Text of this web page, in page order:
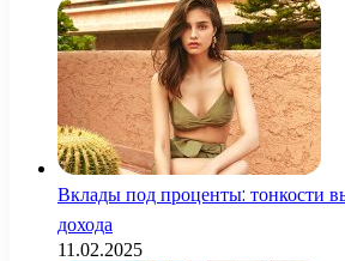
Вклады под проценты: тонкости
дохода
11.02.2025